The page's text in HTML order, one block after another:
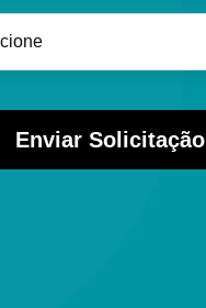
Enviar Solicitação